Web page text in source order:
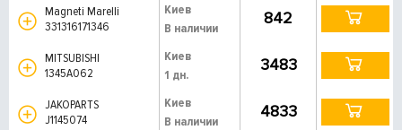
Magneti Marelli
331316171346
Киев
В наличии
842
MITSUBISHI
1345A062
Киев
1 дн.
3483
JAKOPARTS
J1145074
Киев
В наличии
4833